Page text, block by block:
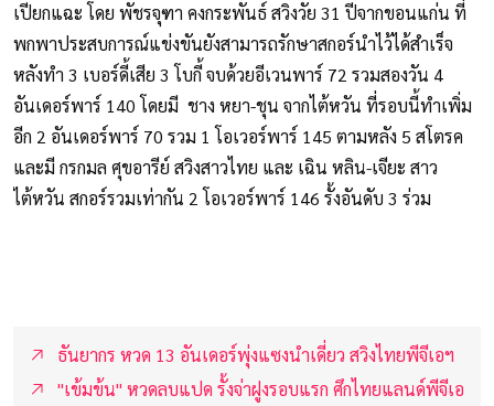
เปียกแฉะ โดย พัชรจุฑา คงกระพันธ์ สวิงวัย 31 ปีจากขอนแก่น ที่
พกพาประสบการณ์แข่งขันยังสามารถรักษาสกอร์นำไว้ได้สำเร็จ
หลังทำ 3 เบอร์ดี้เสีย 3 โบกี้ จบด้วยอีเวนพาร์ 72 รวมสองวัน 4
อันเดอร์พาร์ 140 โดยมี ชาง หยา-ชุน จากไต้หวัน ที่รอบนี้ทำเพิ่ม
อีก 2 อันเดอร์พาร์ 70 รวม 1 โอเวอร์พาร์ 145 ตามหลัง 5 สโตรค
และมี กรกมล ศุขอารีย์ สวิงสาวไทย และ เฉิน หลิน-เจียะ สาว
ไต้หวัน สกอร์รวมเท่ากัน 2 โอเวอร์พาร์ 146 รั้งอันดับ 3 ร่วม
ธันยากร หวด 13 อันเดอร์พุ่งแซงนำเดี่ยว สวิงไทยพีจีเอฯ
"เข้มข้น" หวดลบแปด รั้งจ่าฝูงรอบแรก ศึกไทยแลนด์พีจีเอ